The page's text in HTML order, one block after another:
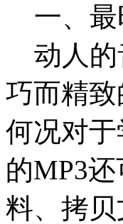
一、最
动人的
巧而精
何况对
的MP3
料、拷